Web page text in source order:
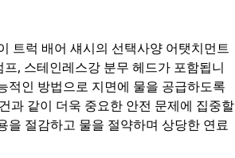
트럭 배어 섀시의 선택사양 어탯치먼트
, 스테인레스강 분무 헤드가 포함됩니
적인 방법으로 지면에 물을 공급하도록
과 같이 더욱 중요한 안전 문제에 집중할
을 절감하고 물을 절약하며 상당한 연료